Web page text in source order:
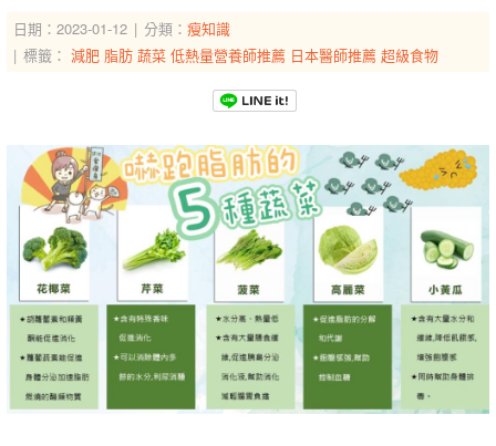
日期：2023-01-12 分類： 瘦知識
標籤： 減肥 脂肪 蔬菜 低熱量營養師推薦 日本醫師推薦 超級食物